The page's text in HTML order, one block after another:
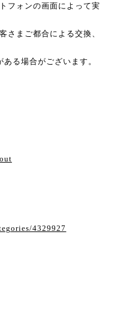
フォンの画面によって実
さまご都合による交換、
る場合がございます。
4329927